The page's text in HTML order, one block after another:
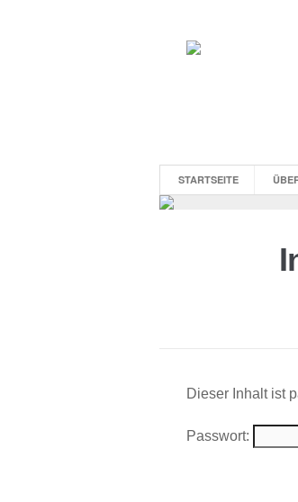
STARTSEITE
Dieser Inhalt ist
Passwort: